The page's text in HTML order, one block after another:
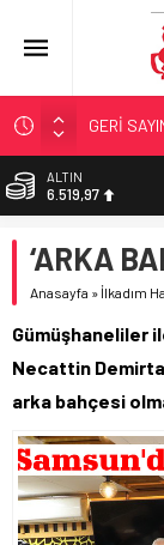
GERİ
YÖNETİCİ
ALTIN
6.519,97
13.798,82
DOLAR
55,0112
‘ARKA
Anasayfa » İlkadım
Gümüşhaneliler
Necattin
arka bahçesi